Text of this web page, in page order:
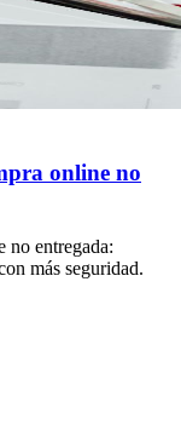
online no
no entregada:
más seguridad.